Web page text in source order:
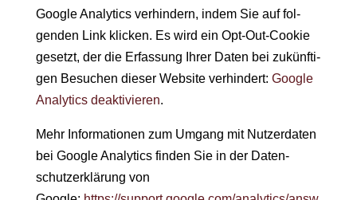
Google Ana­lyt­ics ver­hin­dern, indem Sie auf fol­
gen­den Link klick­en. Es wird ein Opt-Out-Cook­ie
geset­zt, der die Erfas­sung Ihrer Dat­en bei zukün­fti­
gen Besuchen dieser Web­site ver­hin­dert: Google
Ana­lyt­ics deak­tivieren.
Mehr Infor­ma­tio­nen zum Umgang mit Nutzer­dat­en
bei Google Ana­lyt­ics find­en Sie in der Daten­
schutzerk­lärung von